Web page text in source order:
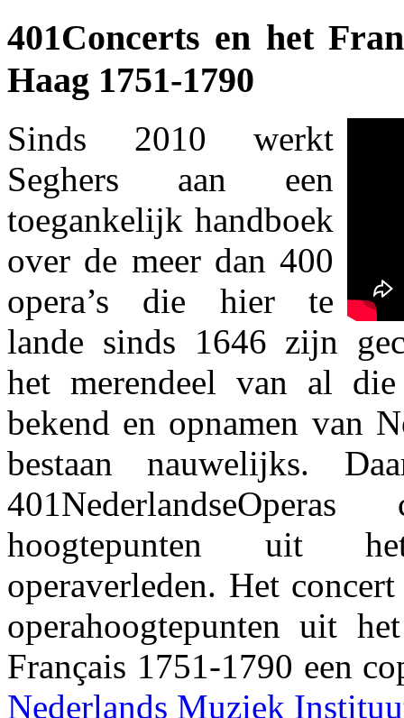
401Concerts en het
Haag 1751-1790
Sinds 2010 werkt
Seghers aan een
toegankelijk handboek
over de meer dan 400
opera’s die hier te
lande sinds 1646 zijn
het merendeel van al
bekend en opnamen van
bestaan nauwelijks.
hoogtepunten uit
operaverleden. Het
operahoogtepunten uit
Français 1751-1790 een
Nederlands Muziek